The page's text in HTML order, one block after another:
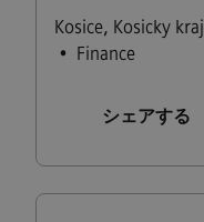
Kosice, Kosicky kraj
• Finance
シェアする